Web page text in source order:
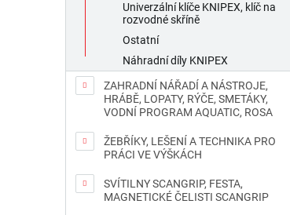
Univerzální klíče KNIPEX, klíč na
rozvodné skříně
Ostatní
Náhradní díly KNIPEX
ZAHRADNÍ NÁŘADÍ A NÁSTROJE,
HRÁBĚ, LOPATY, RÝČE, SMETÁKY,
VODNÍ PROGRAM AQUATIC, ROSA
ŽEBŘÍKY, LEŠENÍ A TECHNIKA PRO
PRÁCI VE VÝŠKÁCH
SVÍTILNY SCANGRIP, FESTA,
MAGNETICKÉ ČELISTI SCANGRIP